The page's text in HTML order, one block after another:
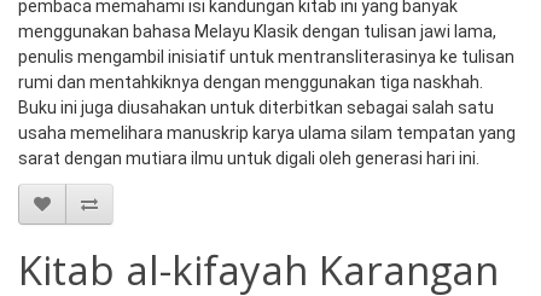
pembaca memahami isi kandungan kitab ini yang banyak
menggunakan bahasa Melayu Klasik dengan tulisan jawi lama,
penulis mengambil inisiatif untuk mentransliterasinya ke tulisan
rumi dan mentahkiknya dengan menggunakan tiga naskhah.
Buku ini juga diusahakan untuk diterbitkan sebagai salah satu
usaha memelihara manuskrip karya ulama silam tempatan yang
sarat dengan mutiara ilmu untuk digali oleh generasi hari ini.
Kitab al-kifayah Karangan